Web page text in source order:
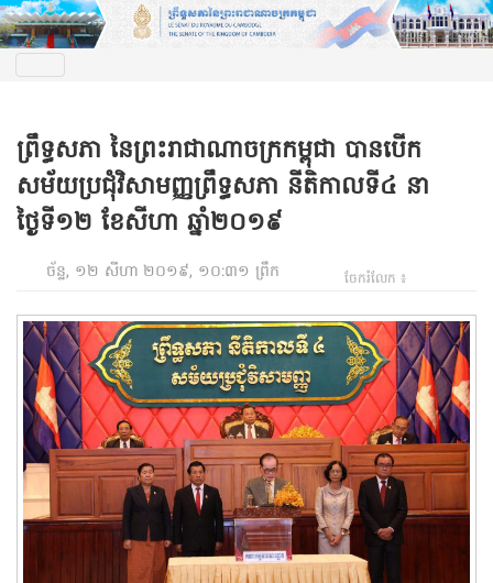
ព្រឹទ្ធសភា នៃព្រះរាជាណាចក្រកម្ពុជា បានបើក
សម័យប្រជុំវិសាមញ្ញព្រឹទ្ធសភា នីតិកាលទី៤ នា
ថ្ងៃទី១២ ខែសីហា ឆ្នាំ២០១៩
ច័ន្ទ, ១២ សីហា ២០១៩, ១០:៣១ ព្រឹក ចែករំលែក ៖